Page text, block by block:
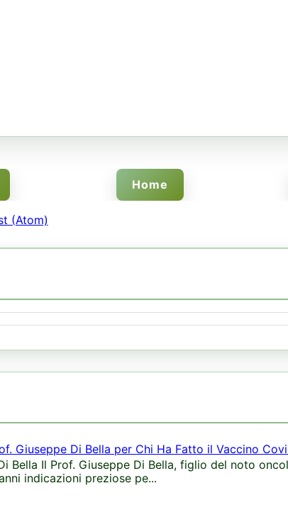
Home
(Atom)
Giuseppe Di Bella per Chi Ha Fatto il Vaccino
Bella Il Prof. Giuseppe Di Bella, figlio del noto
indicazioni preziose pe...